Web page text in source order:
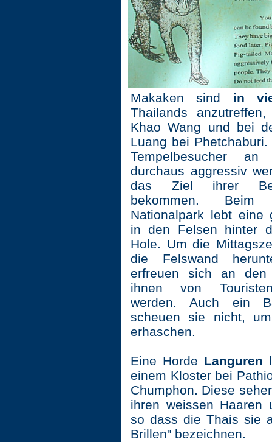
Makaken sind in
Thailands
Khao Wang und bei
Luang bei
Tempelbesucher
durchaus aggressiv
das Ziel ihrer
bekommen.
Nationalpark lebt eine
in den Felsen hinter
Hole. Um die
die Felswand
erfreuen sich an den
ihnen von
werden. Auch ein
scheuen sie nicht,
erhaschen.
Eine Horde Languren
einem Kloster bei
Chumphon. Diese
ihren weissen Haaren
so dass die Thais sie
Brillen" bezeichnen.